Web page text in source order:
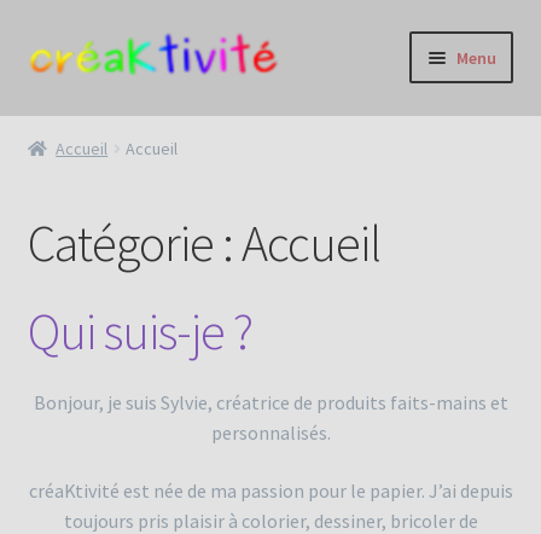
Aller
à
Aller
au
Menu
Accueil
Anniversaire
Condoléances
Accueil Accueil
Catégorie :Accueil
Qui suis-je ?
Bonjour, je suis Sylvie, créatrice de produits faits-mains et
personnalisés.
créaKtivité est née de ma passion pour le papier. J’ai depuis
toujours pris plaisir à colorier, dessiner, bricoler de